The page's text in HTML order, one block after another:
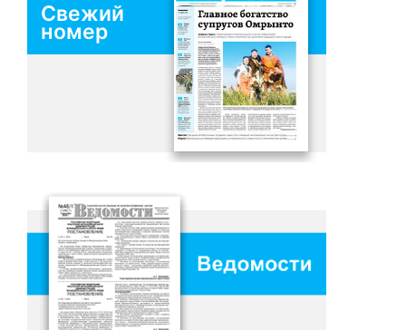
Свежий
номер